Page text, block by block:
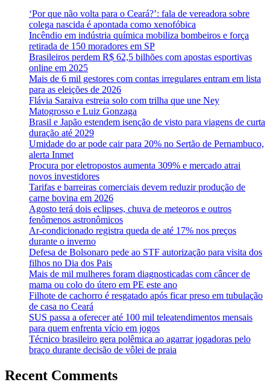
‘Por que não volta para o Ceará?’: fala de vereadora sobre
colega nascida é apontada como xenofóbica
Incêndio em indústria química mobiliza bombeiros e força
retirada de 150 moradores em SP
Brasileiros perdem R$ 62,5 bilhões com apostas esportivas
online em 2025
Mais de 6 mil gestores com contas irregulares entram em lista
para as eleições de 2026
Flávia Saraiva estreia solo com trilha que une Ney
Matogrosso e Luiz Gonzaga
Brasil e Japão estendem isenção de visto para viagens de curta
duração até 2029
Umidade do ar pode cair para 20% no Sertão de Pernambuco,
alerta Inmet
Procura por eletropostos aumenta 309% e mercado atrai
novos investidores
Tarifas e barreiras comerciais devem reduzir produção de
carne bovina em 2026
Agosto terá dois eclipses, chuva de meteoros e outros
fenômenos astronômicos
Ar-condicionado registra queda de até 17% nos preços
durante o inverno
Defesa de Bolsonaro pede ao STF autorização para visita dos
filhos no Dia dos Pais
Mais de mil mulheres foram diagnosticadas com câncer de
mama ou colo do útero em PE este ano
Filhote de cachorro é resgatado após ficar preso em tubulação
de casa no Ceará
SUS passa a oferecer até 100 mil teleatendimentos mensais
para quem enfrenta vício em jogos
Técnico brasileiro gera polêmica ao agarrar jogadoras pelo
braço durante decisão de vôlei de praia
Recent Comments